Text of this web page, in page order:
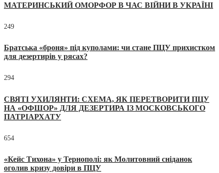
МАТЕРИНСЬКИЙ ОМОРФОР В ЧАС ВІЙНИ В УКРАЇНІ
249
Братська «броня» під куполами: чи стане ПЦУ прихистком
для дезертирів у рясах?
294
СВЯТІ УХИЛЯНТИ: СХЕМА, ЯК ПЕРЕТВОРИТИ ПЦУ
НА «ОФШОР» ДЛЯ ДЕЗЕРТИРА ІЗ МОСКОВСЬКОГО
ПАТРІАРХАТУ
654
«Кейс Тихона» у Тернополі: як Молитовний сніданок
оголив кризу довіри в ПЦУ